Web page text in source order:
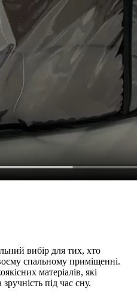
вибір для тих, хто
спальному приміщенні.
матеріалів, які
під час сну.